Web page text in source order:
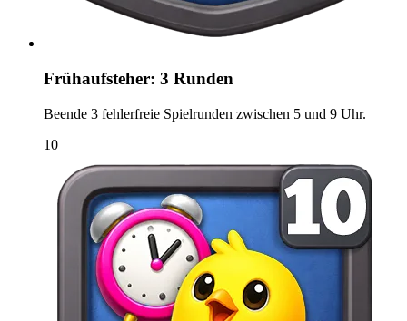
Frühaufsteher: 3 Runden
Beende 3 fehlerfreie Spielrunden zwischen 5 und 9 Uhr.
10